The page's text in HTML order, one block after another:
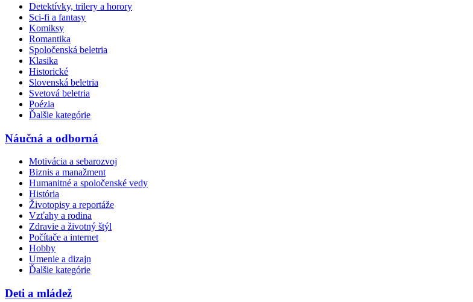
Detektívky, trilery a horory
Sci-fi a fantasy
Komiksy
Romantika
Spoločenská beletria
Klasika
Historické
Slovenská beletria
Svetová beletria
Poézia
Ďalšie kategórie
Náučná a odborná
Motivácia a sebarozvoj
Biznis a manažment
Humanitné a spoločenské vedy
História
Životopisy a reportáže
Vzťahy a rodina
Zdravie a životný štýl
Počítače a internet
Hobby
Umenie a dizajn
Ďalšie kategórie
Deti a mládež